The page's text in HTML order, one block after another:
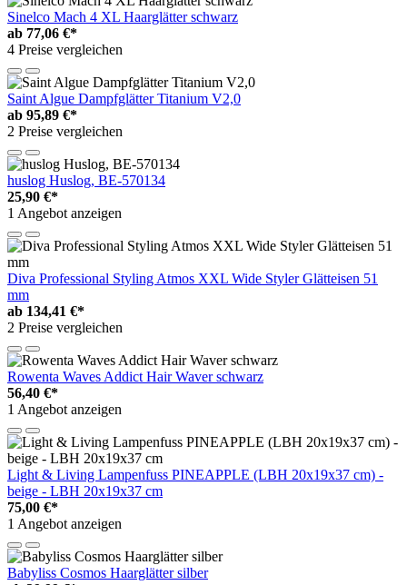
Sinelco Mach 4 XL Haarglätter schwarz
ab 77,06 €*
4 Preise vergleichen
Saint Algue Dampfglätter Titanium V2,0
ab 95,89 €*
2 Preise vergleichen
huslog Huslog, BE-570134
25,90 €*
1 Angebot anzeigen
Diva Professional Styling Atmos XXL Wide Styler Glätteisen 51
mm
ab 134,41 €*
2 Preise vergleichen
Rowenta Waves Addict Hair Waver schwarz
56,40 €*
1 Angebot anzeigen
Light & Living Lampenfuss PINEAPPLE (LBH 20x19x37 cm) -
beige - LBH 20x19x37 cm
75,00 €*
1 Angebot anzeigen
Babyliss Cosmos Haarglätter silber